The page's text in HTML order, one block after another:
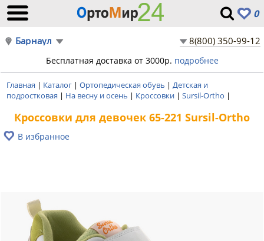
0
Барнаул 8(800) 350-99-12
Бесплатная доставка от 3000р. подробнее
Главная | Каталог | Ортопедическая обувь | Детская и
подростковая | На весну и осень | Кроссовки | Sursil-Ortho |
Кроссовки для девочек 65-221 Sursil-Ortho
В избранное